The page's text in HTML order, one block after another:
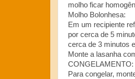
molho ficar
Molho Bolonhesa:
Em um recipiente
por cerca de 5
cerca de 3 minutos
Monte a lasanha
CONGELAMENTO:
Para congelar,